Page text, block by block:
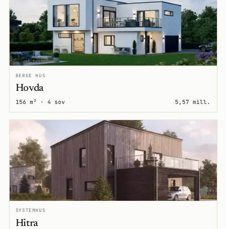
BERGE HUS
Hovda
156 m² · 4 sov 5,57 mill.
SYSTEMHUS
Hitra